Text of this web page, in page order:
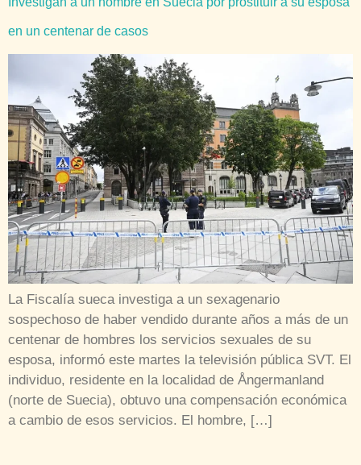
en un centenar de casos
La Fiscalía sueca investiga a un sexagenario
sospechoso de haber vendido durante años a más de un
centenar de hombres los servicios sexuales de su
esposa, informó este martes la televisión pública SVT. El
individuo, residente en la localidad de Ångermanland
(norte de Suecia), obtuvo una compensación económica
a cambio de esos servicios. El hombre, […]